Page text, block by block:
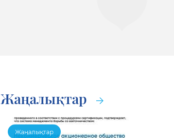
Жаңалықтар
Жаңалықтар